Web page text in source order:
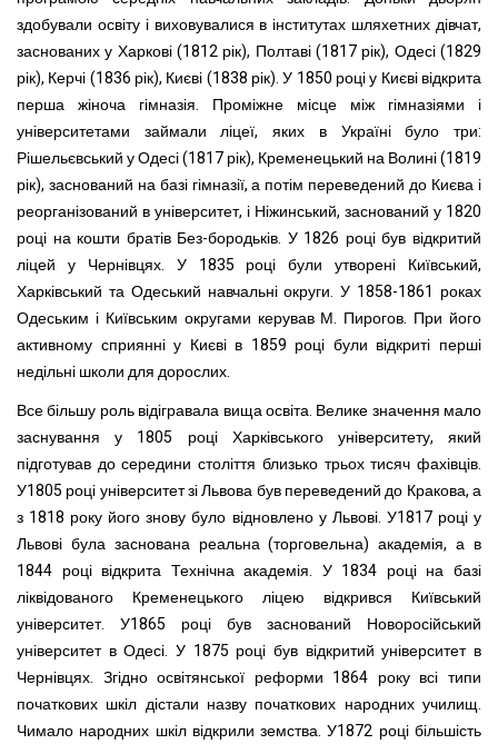
здобували освіту і виховувалися в інститутах шляхетних дівчат,
заснованих у Харкові (1812 рік), Полтаві (1817 рік), Одесі (1829
рік), Керчі (1836 рік), Києві (1838 рік). У 1850 році у Києві відкрита
перша жіноча гімназія. Проміжне місце між гімназіями і
університетами займали ліцеї, яких в Україні було три:
Рішельєвський у Одесі (1817 рік), Кременецький на Волині (1819
рік), заснований на базі гімназії, а потім переведений до Києва і
реорганізований в університет, і Ніжинський, заснований у 1820
році на кошти братів Без-бородьків. У 1826 році був відкритий
ліцей у Чернівцях. У 1835 році були утворені Київський,
Харківський та Одеський навчальні округи. У 1858-1861 роках
Одеським і Київським округами керував М. Пирогов. При його
активному сприянні у Києві в 1859 році були відкриті перші
недільні школи для дорослих.
Все більшу роль відігравала вища освіта. Велике значення мало
заснування у 1805 році Харківського університету, який
підготував до середини століття близько трьох тисяч фахівців.
У1805 році університет зі Львова був переведений до Кракова, а
з 1818 року його знову було відновлено у Львові. У1817 році у
Львові була заснована реальна (торговельна) академія, а в
1844 році відкрита Технічна академія. У 1834 році на базі
ліквідованого Кременецького ліцею відкрився Київський
університет. У1865 році був заснований Новоросійський
університет в Одесі. У 1875 році був відкритий університет в
Чернівцях. Згідно освітянської реформи 1864 року всі типи
початкових шкіл дістали назву початкових народних училищ.
Чимало народних шкіл відкрили земства. У1872 році більшість